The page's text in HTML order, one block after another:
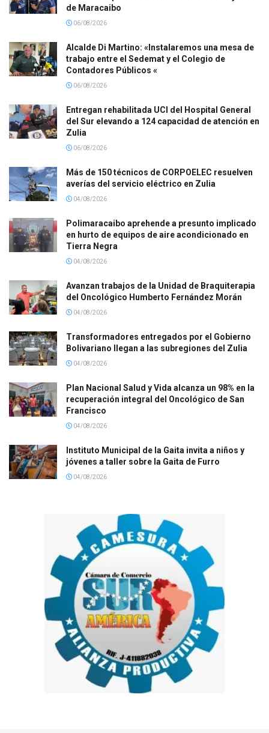
de Maracaibo
06/08/2026
Alcalde Di Martino: «Instalaremos una mesa de
trabajo entre el Sedemat y el Colegio de
Contadores Públicos «
06/08/2026
Entregan rehabilitada UCI del Hospital General
del Sur elevando a 124 capacidad de atención en
Zulia
06/08/2026
Más de 150 técnicos de CORPOELEC resuelven
averías del servicio eléctrico en Zulia
04/08/2026
Polimaracaibo aprehende a presunto implicado
en hurto de equipos de aire acondicionado en
Tierra Negra
04/08/2026
Avanzan trabajos de la Unidad de Braquiterapia
del Oncológico Humberto Fernández Morán
04/08/2026
Transformadores entregados por el Gobierno
Bolivariano llegan a las subregiones del Zulia
04/08/2026
Plan Nacional Salud y Vida alcanza un 98% en la
recuperación integral del Oncológico de San
Francisco
04/08/2026
Instituto Municipal de la Gaita invita a niños y
jóvenes a taller sobre la Gaita de Furro
04/08/2026